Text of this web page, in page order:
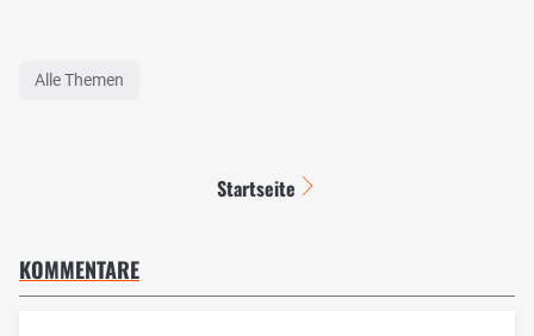
Alle Themen
Startseite
KOMMENTARE